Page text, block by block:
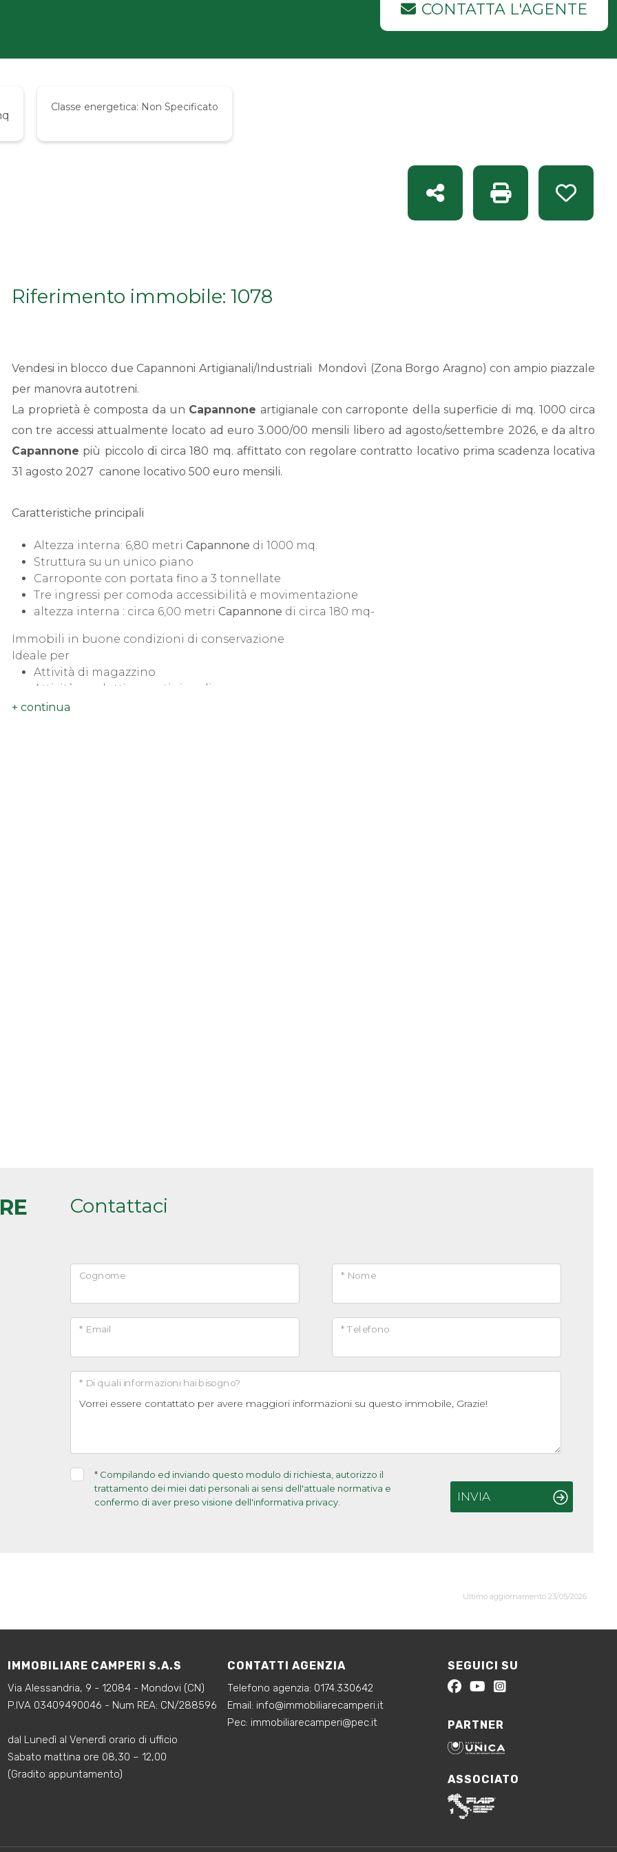
CONTATTA L'AGENTE
Classe energetica: Non Specificato
Stampa: Rif. 1078
Condividi
Riferimento immobile: 1078
Vendesi in blocco due Capannoni Artigianali/Industriali  Mondovì (Zona Borgo Aragno) con ampio piazzale
per manovra autotreni.
La proprietà è composta da un Capannone artigianale con carroponte della superficie di mq. 1000 circa
con tre accessi attualmente locato ad euro 3.000/00 mensili libero ad agosto/settembre 2026, e da altro
Capannone più piccolo di circa 180 mq. affittato con regolare contratto locativo prima scadenza locativa
31 agosto 2027  canone locativo 500 euro mensili.
Caratteristiche principali
Altezza interna: 6,80 metri Capannone di 1000 mq.
Struttura su un unico piano
Carroponte con portata fino a 3 tonnellate
Tre ingressi per comoda accessibilità e movimentazione
altezza interna : circa 6,00 metri Capannone di circa 180 mq-
Immobili in buone condizioni di conservazione
Ideale per
Attività di magazzino
Attività produttive e artigianali
Imprese con esigenze di movimentazione merci pesanti
Contattaci
* Nome
Cognome
* Telefono
* Email
* Di quali informazioni hai bisogno?
* Compilando ed inviando questo modulo di richiesta, autorizzo il
trattamento dei miei dati personali ai sensi dell'attuale normativa e
confermo di aver preso visione dell'informativa privacy.
INVIA
Ultimo aggiornamento 23/05/2026
IMMOBILIARE CAMPERI S.A.S
Via Alessandria, 9 - 12084 - Mondovi (CN)
P.IVA 03409490046 - Num REA: CN/288596
dal Lunedì al Venerdì orario di ufficio
Sabato mattina ore 08,30 – 12,00
(Gradito appuntamento)
CONTATTI AGENZIA
Telefono agenzia: 0174.330642
‍Email: info@immobiliarecamperi.it
‍Pec: immobiliarecamperi@pec.it
SEGUICI SU
PARTNER
ASSOCIATO